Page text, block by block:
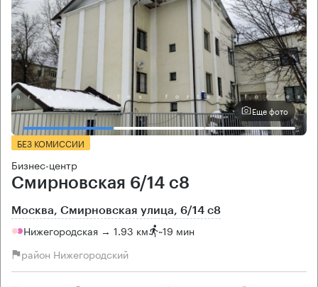
Еще фото
БЕЗ КОМИССИИ
Бизнес-центр
Смирновская 6/14 с8
Москва, Смирновская улица, 6/14 с8
Нижегородская → 1.93 км ~19 мин
район Нижегородский